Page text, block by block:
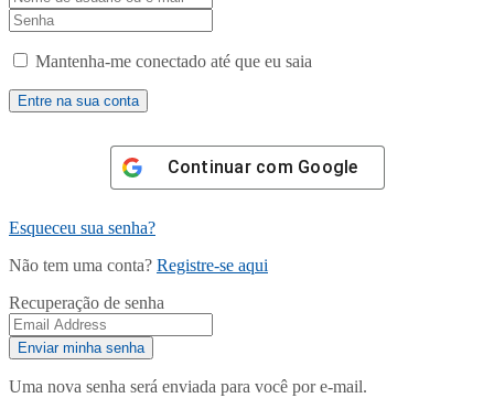
Mantenha-me conectado até que eu saia
Continuar com Google
Esqueceu sua senha?
Não tem uma conta? Registre-se aqui
Recuperação de senha
Uma nova senha será enviada para você por e-mail.